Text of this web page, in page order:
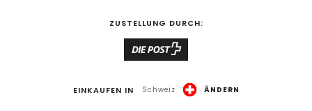
ZUSTELLUNG DURCH:
EINKAUFEN IN Schweiz ÄNDERN